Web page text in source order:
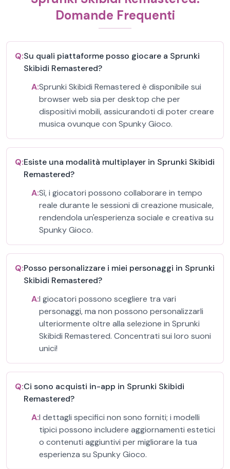
Domande Frequenti
Q:Su quali piattaforme posso giocare a Sprunki
Skibidi Remastered?
A:Sprunki Skibidi Remastered è disponibile sui
browser web sia per desktop che per
dispositivi mobili, assicurandoti di poter creare
musica ovunque con Spunky Gioco.
Q:Esiste una modalità multiplayer in Sprunki Skibidi
Remastered?
A:Sì, i giocatori possono collaborare in tempo
reale durante le sessioni di creazione musicale,
rendendola un'esperienza sociale e creativa su
Spunky Gioco.
Q:Posso personalizzare i miei personaggi in Sprunki
Skibidi Remastered?
A:I giocatori possono scegliere tra vari
personaggi, ma non possono personalizzarli
ulteriormente oltre alla selezione in Sprunki
Skibidi Remastered. Concentrati sui loro suoni
unici!
Q:Ci sono acquisti in-app in Sprunki Skibidi
Remastered?
A:I dettagli specifici non sono forniti; i modelli
tipici possono includere aggiornamenti estetici
o contenuti aggiuntivi per migliorare la tua
esperienza su Spunky Gioco.